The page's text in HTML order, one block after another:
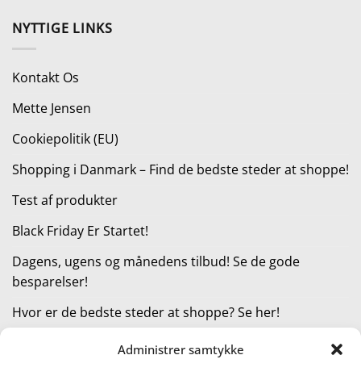
Administrer samtykke
NYTTIGE LINKS
Kontakt Os
Mette Jensen
Cookiepolitik (EU)
Shopping i Danmark – Find de bedste steder at shoppe!
Test af produkter
Black Friday Er Startet!
Dagens, ugens og månedens tilbud! Se de gode
besparelser!
Hvor er de bedste steder at shoppe? Se her!